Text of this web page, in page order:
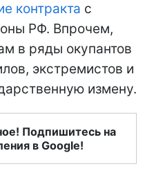
контракта с
РФ. Впрочем,
в ряды окупантов
экстремистов и
измену.
Подпишитесь на
в Google!